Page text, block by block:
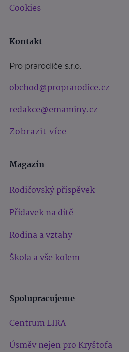
Cookies
Kontakt
Pro prarodiče s.r.o.
obchod@proprarodice.cz
redakce@emaminy.cz
Zobrazit více
Magazín
Rodičovský příspěvek
Přídavek na dítě
Rodina a vztahy
Škola a vše kolem
Spolupracujeme
Centrum LIRA
Úsměv nejen pro Kryštofa